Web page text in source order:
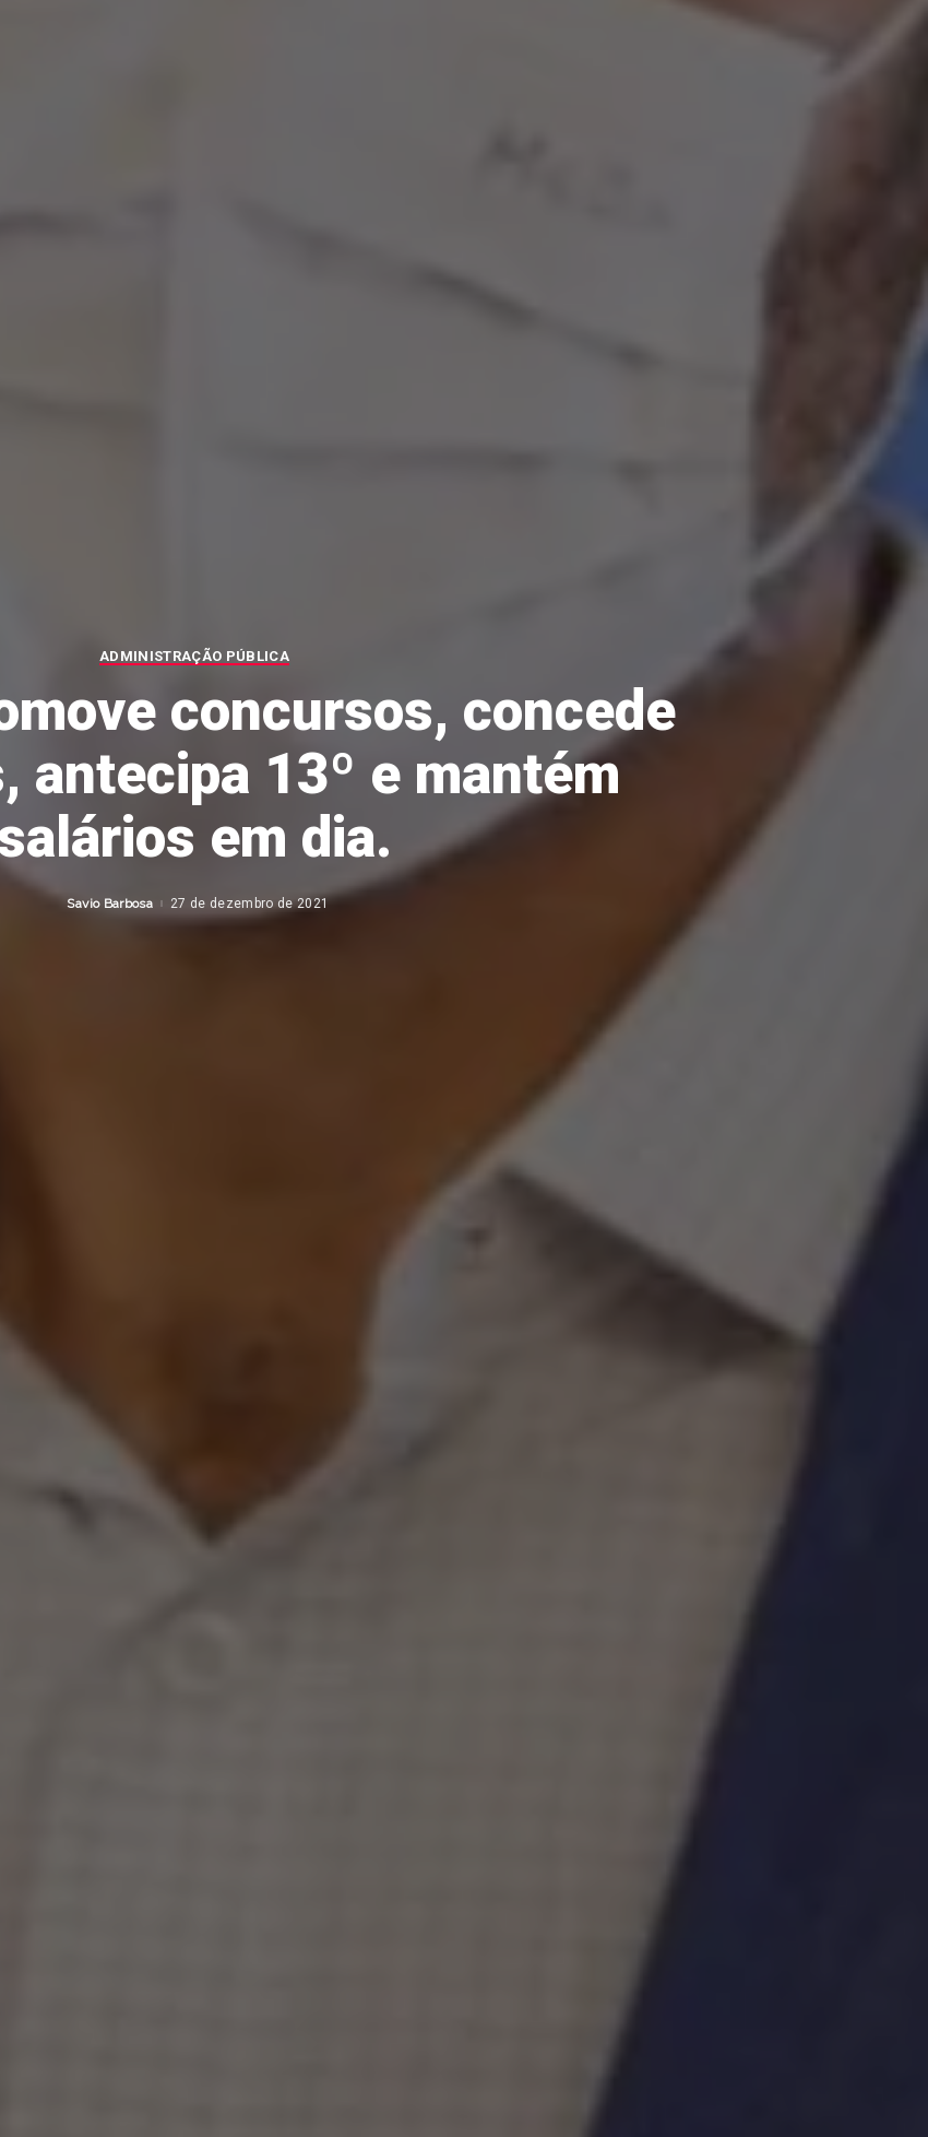
ADMINISTRAÇÃO PÚBLICA
concursos, concede
antecipa 13º e mantém
em dia.
Posted
Savio Barbosa 27 de dezembro de 2021